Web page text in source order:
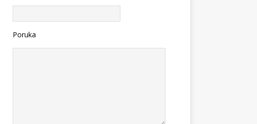
Poruka